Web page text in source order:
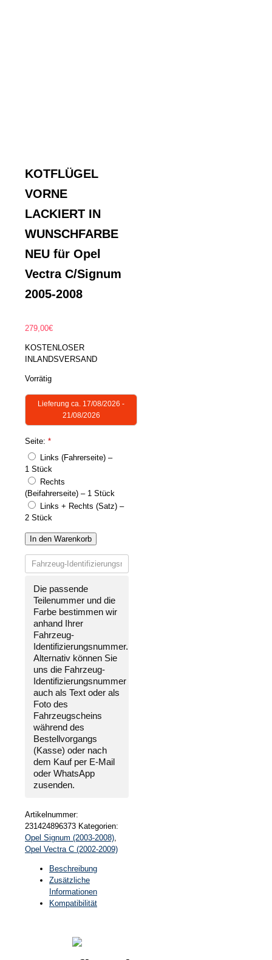
KOTFLÜGEL
VORNE
LACKIERT IN
WUNSCHFARBE
NEU für Opel
Vectra C/Signum
2005-2008
279,00€
KOSTENLOSER
INLANDSVERSAND
Vorrätig
Lieferung ca. 17/08/2026 -
21/08/2026
Seite: *
Links (Fahrerseite) –
1 Stück
Rechts
(Beifahrerseite) – 1 Stück
Links + Rechts (Satz) –
2 Stück
In den Warenkorb
Die passende
Teilenummer und die
Farbe bestimmen wir
anhand Ihrer
Fahrzeug-
Identifizierungsnummer.
Alternativ können Sie
uns die Fahrzeug-
Identifizierungsnummer
auch als Text oder als
Foto des
Fahrzeugscheins
während des
Bestellvorgangs
(Kasse) oder nach
dem Kauf per E-Mail
oder WhatsApp
zusenden.
Artikelnummer:
231424896373 Kategorien:
Opel Signum (2003-2008)
Opel Vectra C (2002-2009)
Beschreibung
Zusätzliche
Informationen
Kompatibilität